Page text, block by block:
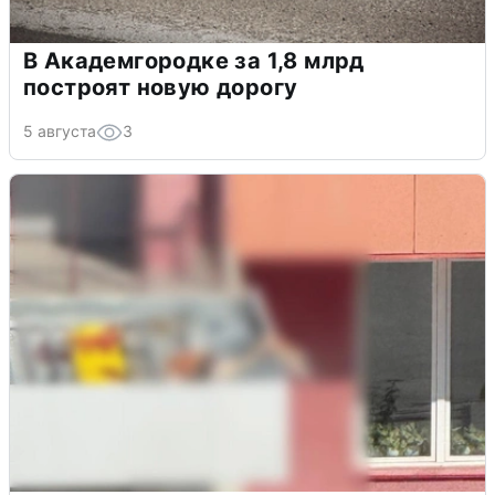
В Академгородке за 1,8 млрд
построят новую дорогу
5 августа 3